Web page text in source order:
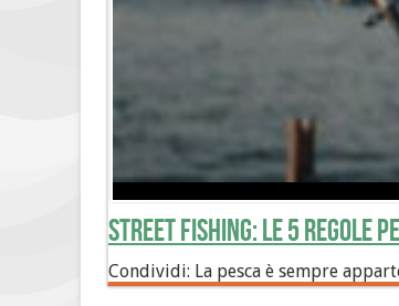
Street Fishing: le 5 regole
Condividi: La pesca è sempre